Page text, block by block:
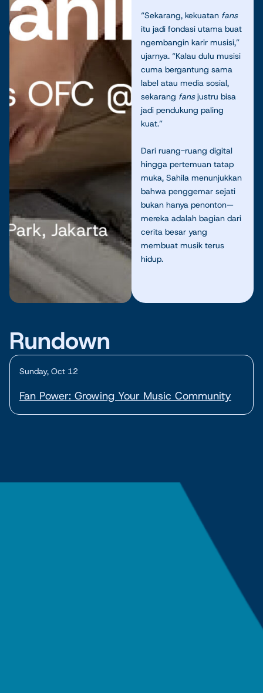
“Sekarang, kekuatan fans
itu jadi fondasi utama buat
ngembangin karir musisi,”
ujarnya. “Kalau dulu musisi
cuma bergantung sama
label atau media sosial,
sekarang fansjustru bisa
jadi pendukung paling
kuat.”
Dari ruang-ruang digital
hingga pertemuan tatap
muka, Sahila menunjukkan
bahwa penggemar sejati
bukan hanya penonton—
mereka adalah bagian dari
cerita besar yang
membuat musik terus
hidup.
Rundown
Sunday, Oct 12
Fan Power: Growing Your Music Community